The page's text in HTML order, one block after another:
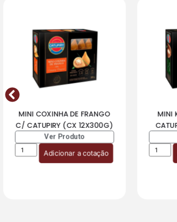
MINI COXINHA DE FRANGO
C/ CATUPIRY (CX 12X300G)
Ver Produto
Adicionar a cotação
MINI